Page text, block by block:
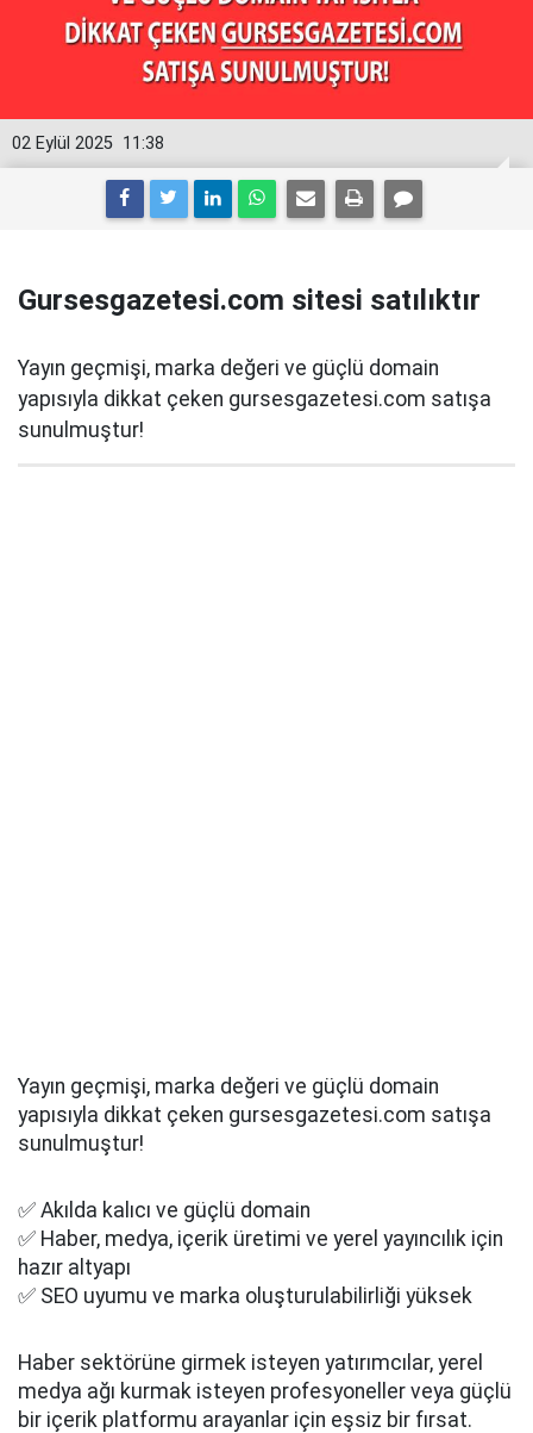
11:38
02 Eylül 2025
Gursesgazetesi.com sitesi satılıktır
Yayın geçmişi, marka değeri ve güçlü domain
yapısıyla dikkat çeken gursesgazetesi.com satışa
sunulmuştur!
Yayın geçmişi, marka değeri ve güçlü domain
yapısıyla dikkat çeken gursesgazetesi.com satışa
sunulmuştur!
✅ Akılda kalıcı ve güçlü domain
✅ Haber, medya, içerik üretimi ve yerel yayıncılık için
hazır altyapı
✅ SEO uyumu ve marka oluşturulabilirliği yüksek
Haber sektörüne girmek isteyen yatırımcılar, yerel
medya ağı kurmak isteyen profesyoneller veya güçlü
bir içerik platformu arayanlar için eşsiz bir fırsat.